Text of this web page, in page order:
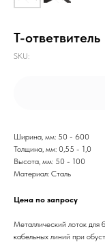
Т-ответвитель
SKU:
Ширина, мм: 50 - 600
Толщина, мм: 0,55 - 1,0
Высота, мм: 50 - 100
Материал: Сталь
Цена по запросу
Металлический лоток для
кабельных линий при